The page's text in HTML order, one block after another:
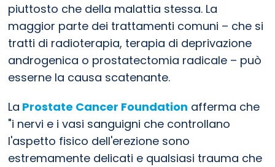
piuttosto che della malattia stessa. La
maggior parte dei trattamenti comuni – che si
tratti di radioterapia, terapia di deprivazione
androgenica o prostatectomia radicale – può
esserne la causa scatenante.
La Prostate Cancer Foundation afferma che
"i nervi e i vasi sanguigni che controllano
l'aspetto fisico dell'erezione sono
estremamente delicati e qualsiasi trauma che